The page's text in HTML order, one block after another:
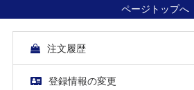
ページトップへ
注文履歴
登録情報の変更